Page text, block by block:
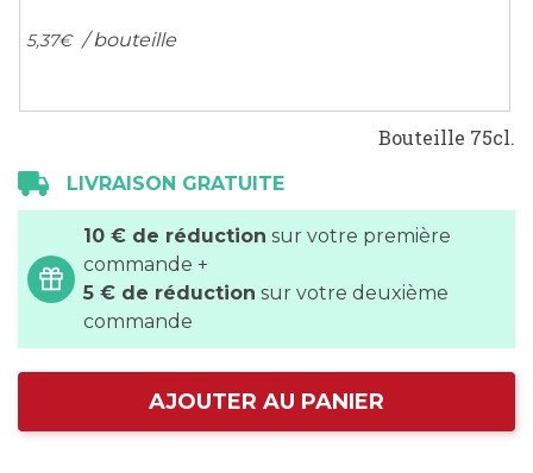
5,37€ / bouteille
Bouteille 75cl.
LIVRAISON GRATUITE
10 € de réduction sur votre première
commande +
5 € de réduction sur votre deuxième
commande
AJOUTER AU PANIER